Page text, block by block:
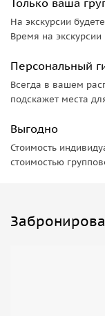
Бархан.
На экскурсии
Время на
Персональный
Всегда в вашем
подскажет места
Выгодно
Стоимость
стоимостью